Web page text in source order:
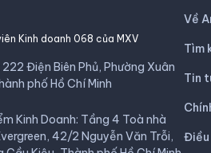
Kinh doanh 068 của MXV
222 Điện Biên Phủ, Phường Xuân
phố Hồ Chí Minh
Kinh Doanh: Tầng 4 Toà nhà
42/2 Nguyễn Văn Trỗi,
Về
Tìm
Tin
Điều